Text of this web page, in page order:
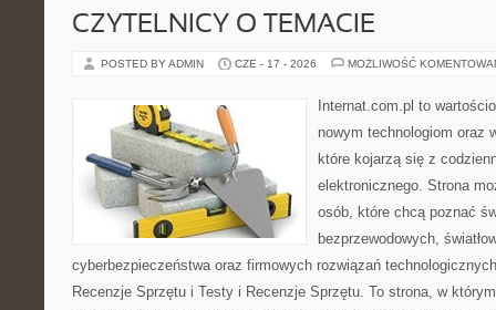
CZYTELNICY O TEMACIE
POSTED BY ADMIN CZE - 17 - 2026 MOŻLIWOŚĆ
Internat.com.pl to
nowym technologiom oraz
które kojarzą się z
elektronicznego. Strona
osób, które chcą poznać
bezprzewodowych,
cyberbezpieczeństwa oraz firmowych rozwiązań
Recenzje Sprzętu i Testy i Recenzje Sprzętu. To strona, w